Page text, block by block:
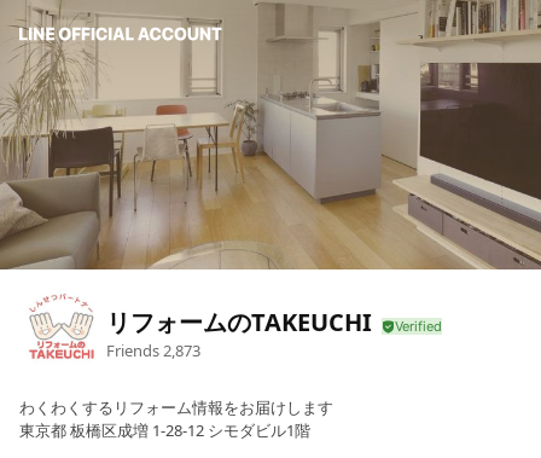
リフォームのTAKEUCHI
Friends2,873
わくわくするリフォーム情報をお届けします
東京都 板橋区成増 1-28-12 シモダビル1階